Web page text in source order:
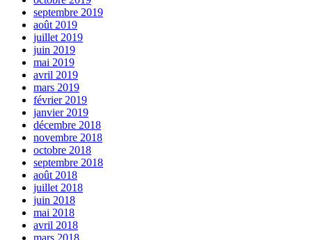
septembre 2019
août 2019
juillet 2019
juin 2019
mai 2019
avril 2019
mars 2019
février 2019
janvier 2019
décembre 2018
novembre 2018
octobre 2018
septembre 2018
août 2018
juillet 2018
juin 2018
mai 2018
avril 2018